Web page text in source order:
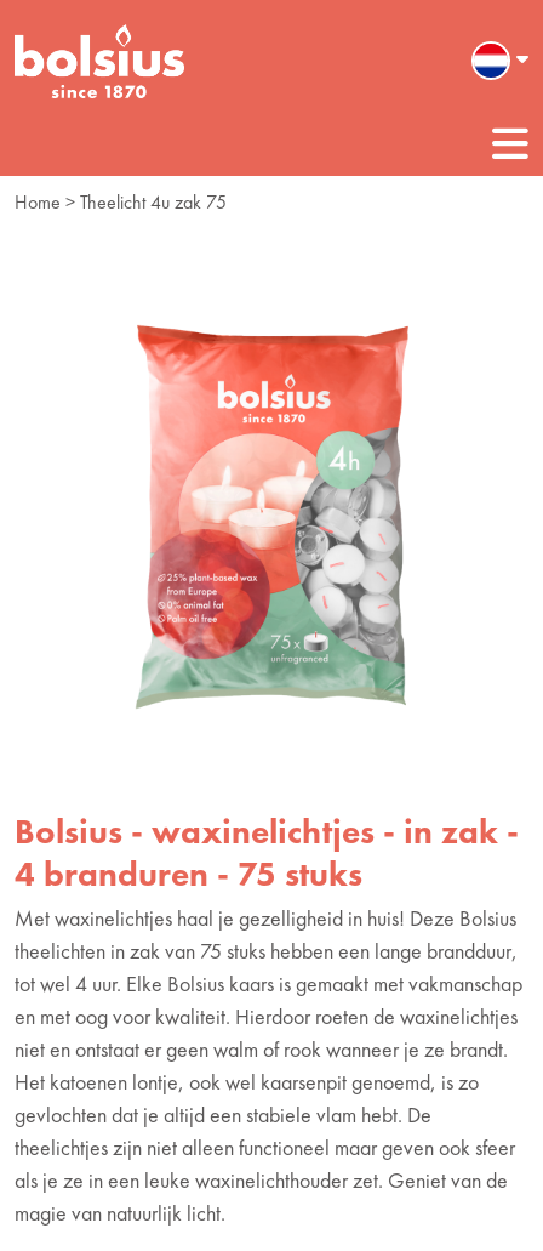
Home > Theelicht 4u zak 75
Bolsius - waxinelichtjes - in zak -
4 branduren - 75 stuks
Met waxinelichtjes haal je gezelligheid in huis! Deze Bolsius
theelichten in zak van 75 stuks hebben een lange brandduur,
tot wel 4 uur. Elke Bolsius kaars is gemaakt met vakmanschap
en met oog voor kwaliteit. Hierdoor roeten de waxinelichtjes
niet en ontstaat er geen walm of rook wanneer je ze brandt.
Het katoenen lontje, ook wel kaarsenpit genoemd, is zo
gevlochten dat je altijd een stabiele vlam hebt. De
theelichtjes zijn niet alleen functioneel maar geven ook sfeer
als je ze in een leuke waxinelichthouder zet. Geniet van de
magie van natuurlijk licht.